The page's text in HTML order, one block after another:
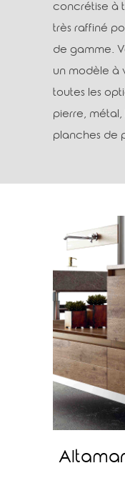
concrétise à
très raffiné
de gamme.
un modèle à
toutes les
pierre, métal,
planches de